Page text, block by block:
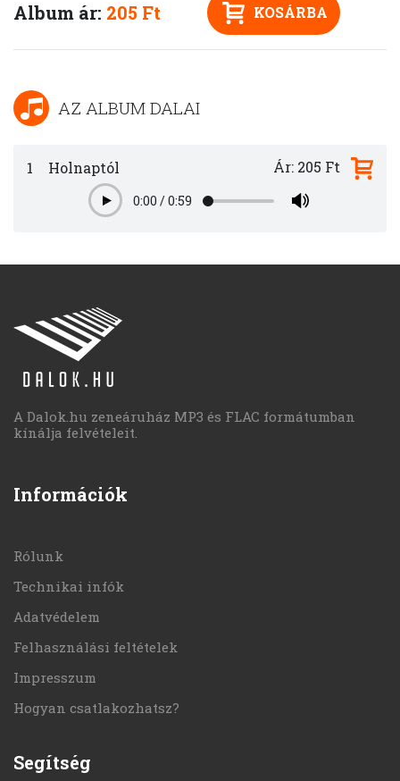
Album ár: 205 Ft KOSÁRBA
AZ ALBUM DALAI
1 Holnaptól
Play0:00 /0:59
Ár: 205 Ft
A Dalok.hu zeneáruház MP3 és FLAC formátumban
kínálja felvételeit.
Információk
Rólunk
Technikai infók
Adatvédelem
Felhasználási feltételek
Impresszum
Hogyan csatlakozhatsz?
Segítség